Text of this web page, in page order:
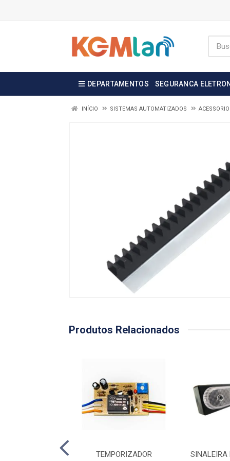
DEPARTAMENTOS SEGURANCA
INÍCIO SISTEMAS AUTOMATIZADOS
Produtos Relacionados
TEMPORIZADOR SINALEIRA